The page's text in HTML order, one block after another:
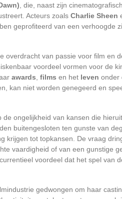
, die, naast zijn
Acteurs zoals Charlie Sheen
geprofiteerd van een verhoogde
overdracht van passie voor film en
voordeel vormen voor de
awards films en het leven onder
kan niet worden genegeerd en
ongelijkheid van kansen die
buitengesloten ten gunste van
krijgen tot topkansen. De vraag
vaardigheid of van een gunstige
voordeel dat het spel van
gedwongen om haar